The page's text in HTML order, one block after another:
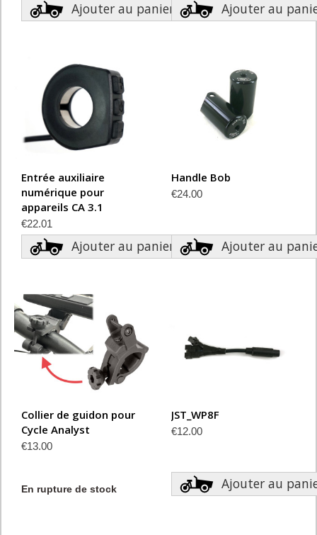
Ajouter au panier Ajouter au
Entrée auxiliaire
numérique pour
appareils CA 3.1
€22.01
Ajouter au panier
Handle Bob
€24.00
Ajouter au
Collier de guidon pour
Cycle Analyst
€13.00
En rupture de stock
JST_WP8F
€12.00
Ajouter au